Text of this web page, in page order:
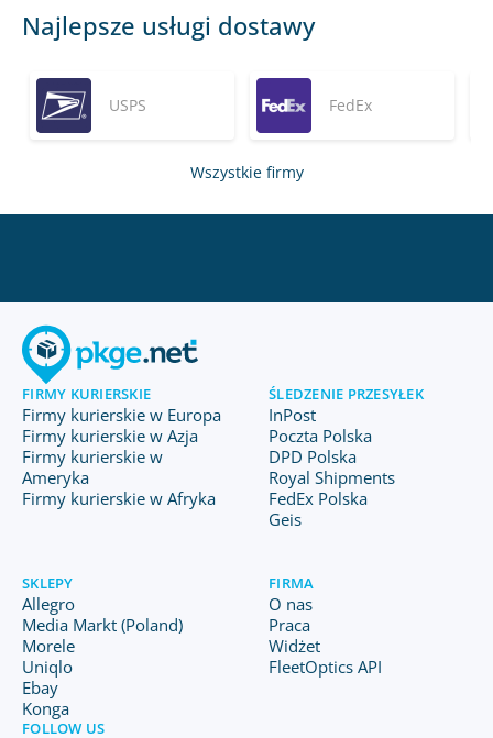
Najlepsze usługi dostawy
USPS FedEx
Wszystkie firmy
FIRMY KURIERSKIE
Firmy kurierskie w Europa
Firmy kurierskie w Azja
Firmy kurierskie w
Ameryka
Firmy kurierskie w Afryka
ŚLEDZENIE PRZESYŁEK
InPost
Poczta Polska
DPD Polska
Royal Shipments
FedEx Polska
Geis
SKLEPY
Allegro
Media Markt (Poland)
Morele
Uniqlo
Ebay
Konga
FIRMA
O nas
Praca
Widżet
FleetOptics API
FOLLOW US